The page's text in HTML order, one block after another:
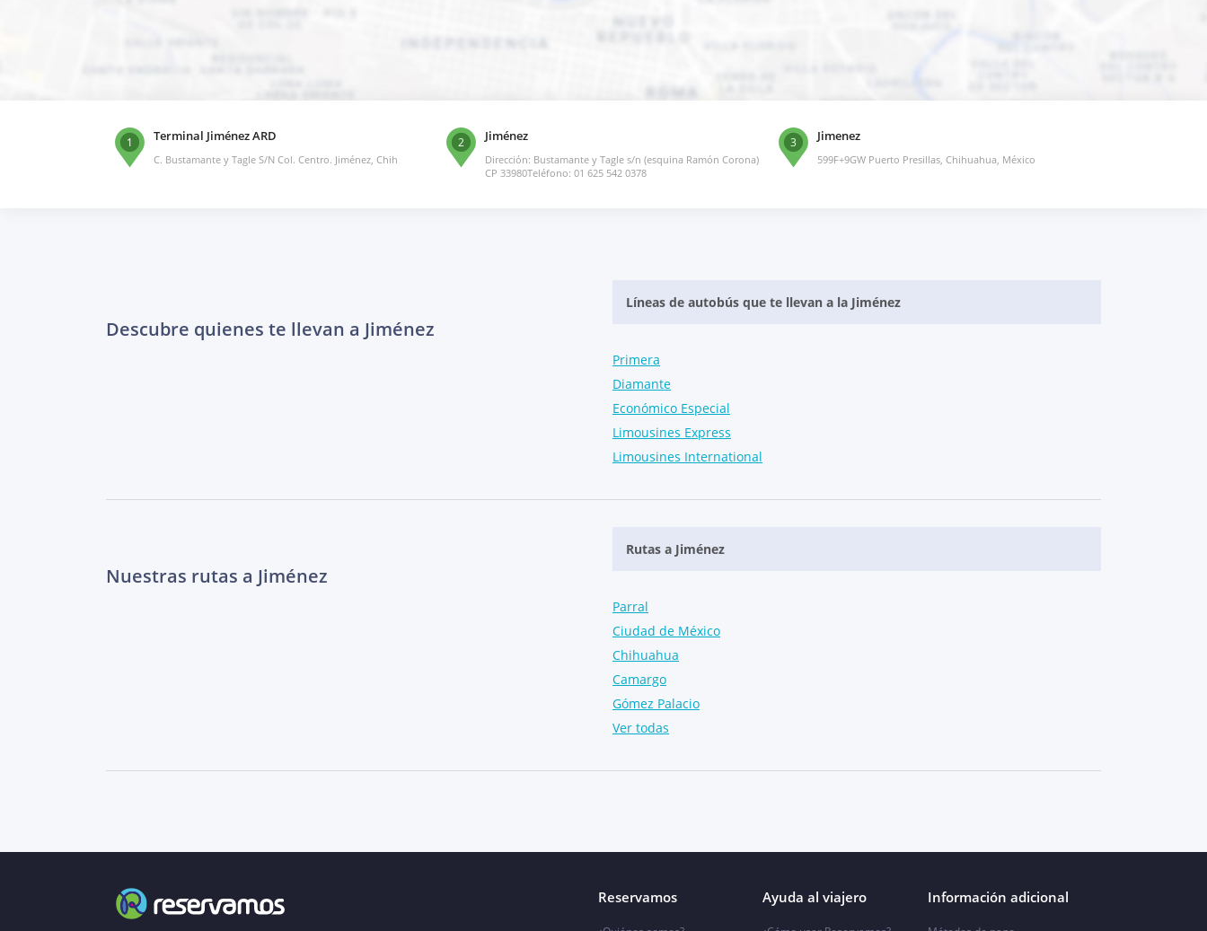
1 Terminal Jiménez ARD
C. Bustamante y Tagle S/N Col. Centro. Jiménez, Chih
2 Jiménez
Dirección: Bustamante y Tagle s/n (esquina Ramón Corona)
CP 33980Teléfono: 01 625 542 0378
3 Jimenez
599F+9GW Puerto Presillas, Chihuahua, México
Descubre quienes te llevan a Jiménez
Líneas de autobús que te llevan a la Jiménez
Primera
Diamante
Económico Especial
Limousines Express
Limousines International
Nuestras rutas a Jiménez
Rutas a Jiménez
Parral
Ciudad de México
Chihuahua
Camargo
Gómez Palacio
Ver todas
Reservamos Ayuda al viajero Información adicional